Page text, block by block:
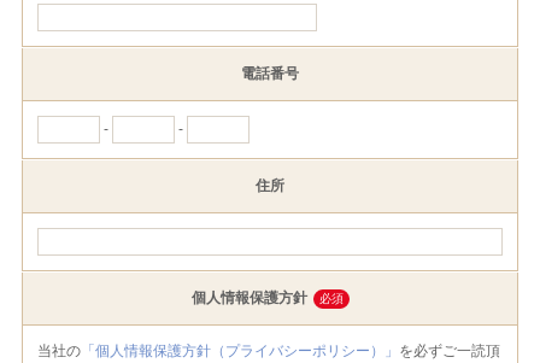
電話番号
- -
住所
個人情報保護方針 必須
当社の 「個人情報保護方針（プライバシーポリシー）」 を必ずご一読頂